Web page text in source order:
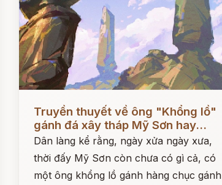
Đọc ngay
Truyền thuyết về ông "Khổng lồ"
gánh đá xây tháp Mỹ Sơn hay...
Dân làng kể rằng, ngày xửa ngày xưa,
thời đấy Mỹ Sơn còn chưa có gì cả, có
một ông khổng lồ gánh hàng chục gánh